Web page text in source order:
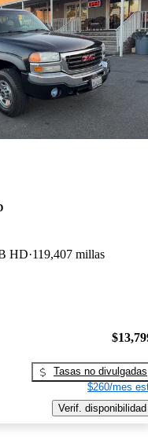
HD 119,407 millas
Tasas no divulgadas
$260/mes
Verif. disponibilidad